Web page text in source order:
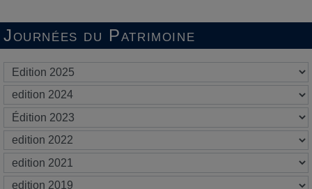
Journées du Patrimoine